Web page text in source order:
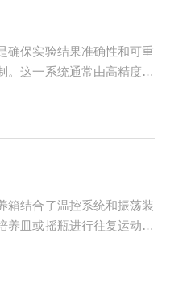
确保实验结果准确性和可重
。这一系统通常由高精度的
箱结合了温控系统和振荡装
养皿或摇瓶进行往复运动，